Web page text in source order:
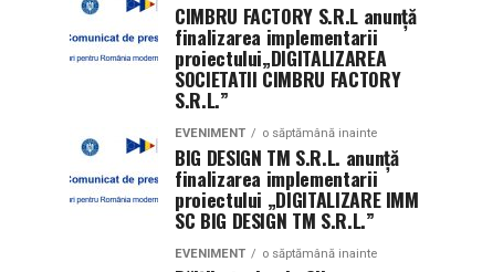
CIMBRU FACTORY S.R.L anunţă
finalizarea implementarii
proiectului„DIGITALIZAREA
SOCIETATII CIMBRU FACTORY
S.R.L.”
EVENIMENT o săptămână inainte
BIG DESIGN TM S.R.L. anunţă
finalizarea implementarii
proiectului „DIGITALIZARE IMM
SC BIG DESIGN TM S.R.L.”
EVENIMENT o săptămână inainte